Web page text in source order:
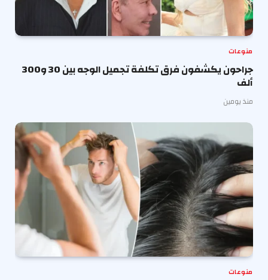
منوعات
جراحون يكشفون فرق تكلفة تجميل الوجه بين 30 و300
ألف
منذ يومين
منوعات